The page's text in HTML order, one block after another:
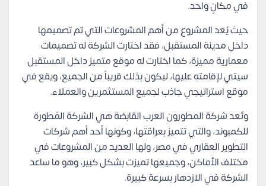
في مكانٍ واحد.
حيث يُعد المشروع من أهم المشروعات التي تم تصميمها
داخل مدينة المستقبل، فقد اختارت الشركة له تصميمات
معمارية مميزة، كما اختارت له موقع متميز داخل المستقبل
سيتي لإقامته عليها، ليكون بذلك قريباً من الجميع، ويقع في
موقع استراتيجي جاذب لجميع المستثمرين والعملاء.
وتُعد شركة المطورون العرب القابضة هي الشركة المُطورة
للكمبوند، والتي تتميز بعراقتها، وكونها أحد أهم شركات
التطوير العقاري في مصر، ولها العديد من المشروعات في
مختلف الأماكن، وجميعها تميزت بشكل كبير، وهو ما ساعد
الشركة في الازدهار بسرعة كبيرة.